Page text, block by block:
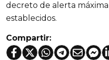
decreto de alerta
establecidos.
Compartir: